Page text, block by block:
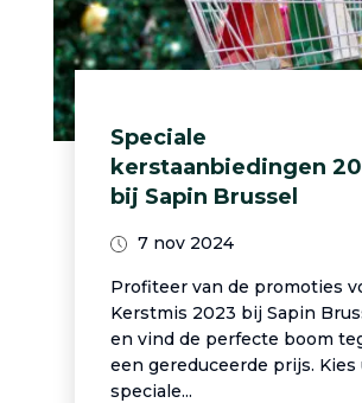
Speciale
kerstaanbiedingen
bij Sapin Brussel
7 nov 2024
Profiteer van de promoties
Kerstmis 2023 bij Sapin
en vind de perfecte boom
een gereduceerde prijs. Kies
speciale...